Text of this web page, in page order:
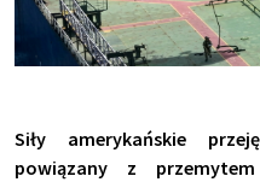
Siły amerykańskie
powiązany z